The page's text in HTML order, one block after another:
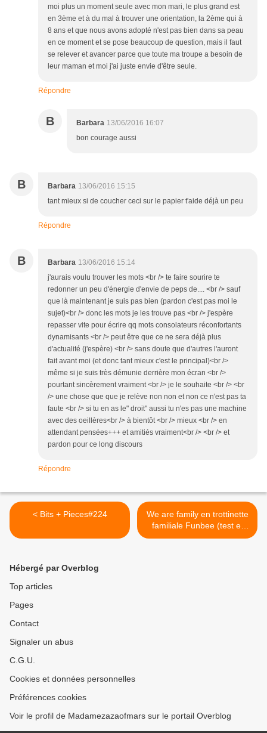
moi plus un moment seule avec mon mari, le plus grand est
en 3ème et à du mal à trouver une orientation, la 2ème qui à
8 ans et que nous avons adopté n'est pas bien dans sa peau
en ce moment et se pose beaucoup de question, mais il faut
se relever et avancer parce que toute ma troupe a besoin de
leur maman et moi j'ai juste envie d'être seule.
Répondre
B Barbara 13/06/2016 16:07
bon courage aussi
B Barbara 13/06/2016 15:15
tant mieux si de coucher ceci sur le papier t'aide déjà un peu
Répondre
B Barbara 13/06/2016 15:14
j'aurais voulu trouver les mots <br /> te faire sourire te
redonner un peu d'énergie d'envie de peps de.... <br /> sauf
que là maintenant je suis pas bien (pardon c'est pas moi le
sujet)<br /> donc les mots je les trouve pas <br /> j'espère
repasser vite pour écrire qq mots consolateurs réconfortants
dynamisants <br /> peut être que ce ne sera déjà plus
d'actualité (j'espère) <br /> sans doute que d'autres l'auront
fait avant moi (et donc tant mieux c'est le principal)<br />
même si je suis très démunie derrière mon écran <br />
pourtant sincèrement vraiment <br /> je le souhaite <br /> <br
/> une chose que que je relève non non et non ce n'est pas ta
faute <br /> si tu en as le" droit" aussi tu n'es pas une machine
avec des oeillères<br /> à bientôt <br /> mieux <br /> en
attendant pensées+++ et amitiés vraiment<br /> <br /> et
pardon pour ce long discours
Répondre
< Bits + Pieces#224
We are family en trottinette
familiale Funbee (test et
avis) >
Hébergé par Overblog
Top articles
Pages
Contact
Signaler un abus
C.G.U.
Cookies et données personnelles
Préférences cookies
Voir le profil de Madamezazaofmars sur le portail Overblog